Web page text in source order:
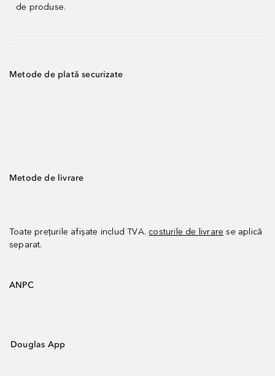
de produse.
Metode de plată securizate
Metode de livrare
Toate prețurile afișate includ TVA. costurile de livrare se aplică
separat.
ANPC
Douglas App